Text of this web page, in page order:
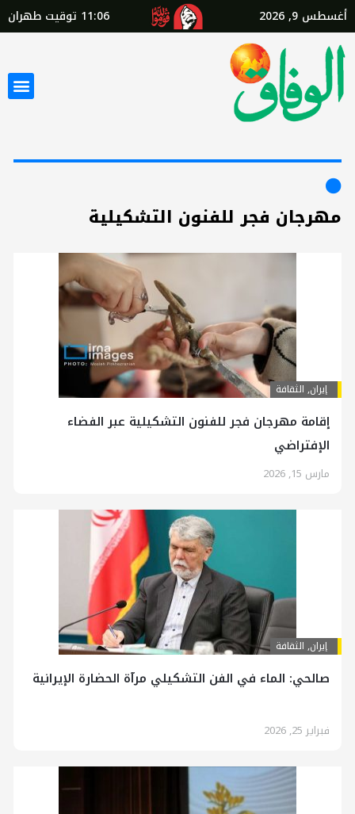
أغسطس 9, 2026 11:06 توقيت طهران
مهرجان فجر للفنون التشكيلية
إيران, الثقافة
إقامة مهرجان فجر للفنون التشكيلية عبر الفضاء
الإفتراضي
مارس 15, 2026
إيران, الثقافة
صالحي: الماء في الفن التشكيلي مرآة الحضارة الإيرانية
فبراير 25, 2026